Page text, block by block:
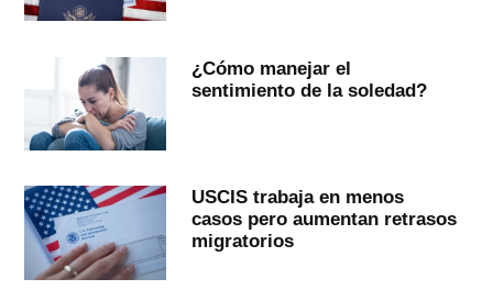
¿Cómo manejar el
sentimiento de la soledad?
USCIS trabaja en menos
casos pero aumentan retrasos
migratorios